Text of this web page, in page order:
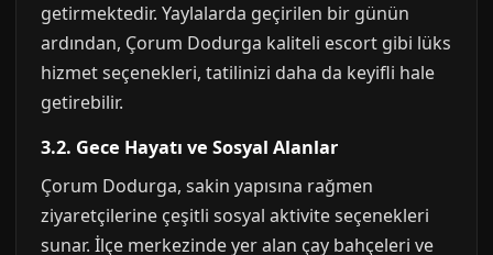
getirmektedir. Yaylalarda geçirilen bir günün
ardından, Çorum Dodurga kaliteli escort gibi lüks
hizmet seçenekleri, tatilinizi daha da keyifli hale
getirebilir.
3.2. Gece Hayatı ve Sosyal Alanlar
Çorum Dodurga, sakin yapısına rağmen
ziyaretçilerine çeşitli sosyal aktivite seçenekleri
sunar. İlçe merkezinde yer alan çay bahçeleri ve